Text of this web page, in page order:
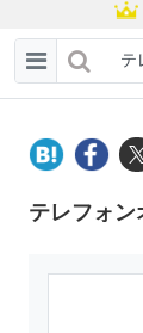
テレフォン